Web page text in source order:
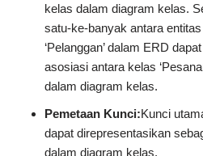
kelas dalam diagram kelas.
satu-ke-banyak antara entitas
‘Pelanggan’ dalam ERD
asosiasi antara kelas
dalam diagram kelas.
Pemetaan Kunci:Kunci
dapat direpresentasikan
dalam diagram kelas.